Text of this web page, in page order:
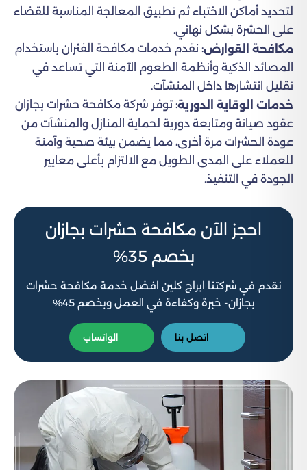
لتحديد أماكن الاختباء ثم تطبيق المعالجة المناسبة للقضاء
على الحشرة بشكل نهائي.
مكافحة القوارض: نقدم خدمات مكافحة الفئران باستخدام
المصائد الذكية وأنظمة الطعوم الآمنة التي تساعد في
تقليل انتشارها داخل المنشآت.
خدمات الوقاية الدورية: توفر شركة مكافحة حشرات بجازان
عقود صيانة ومتابعة دورية لحماية المنازل والمنشآت من
عودة الحشرات مرة أخرى، مما يضمن بيئة صحية وآمنة
للعملاء على المدى الطويل مع الالتزام بأعلى معايير
الجودة في التنفيذ.
احجز الآن مكافحة حشرات بجازان
بخصم 35%
نقدم في شركتنا ابراج كلين افضل خدمة مكافحة حشرات
بجازان- خبرة وكفاءة في العمل وبخصم 45%
اتصل بنا الواتساب